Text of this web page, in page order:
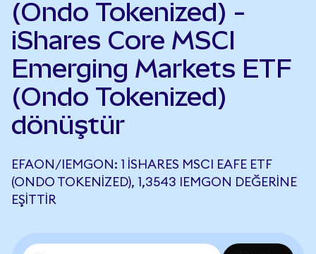
(Ondo Tokenized) -
iShares Core MSCI
Emerging Markets ETF
(Ondo Tokenized)
dönüştür
EFAON/IEMGON: 1 ISHARES MSCI EAFE ETF
(ONDO TOKENIZED), 1,3543 IEMGON DEĞERINE
EŞITTIR